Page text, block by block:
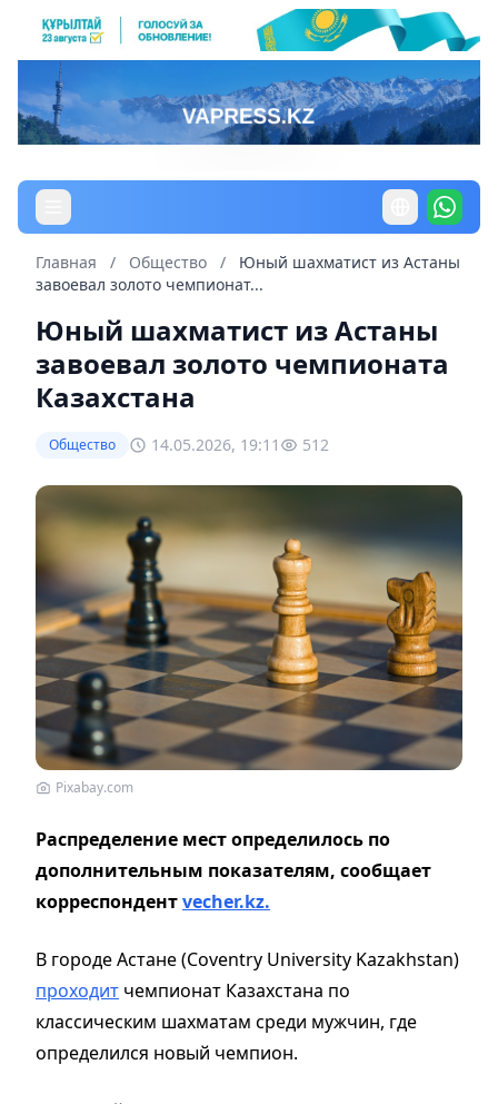
Главная / Общество /
Юный шахматист из Астаны
завоевал золото чемпионат...
Юный шахматист из Астаны
завоевал золото чемпионата
Казахстана
Общество 14.05.2026, 19:11 512
Pixabay.com
Распределение мест определилось по
дополнительным показателям, сообщает
корреспондентvecher.kz.
В городе Астане (Coventry University Kazakhstan)
проходит чемпионат Казахстана по
классическим шахматам среди мужчин, где
определился новый чемпион.